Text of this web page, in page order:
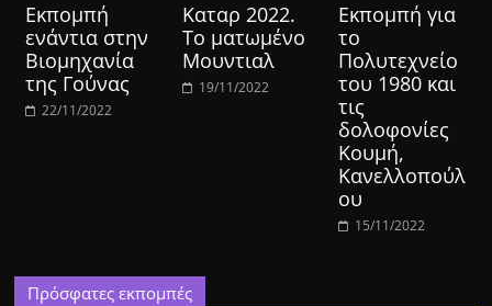
Εκπομπή
ενάντια στην
Βιομηχανία
της Γούνας
22/11/2022
Καταρ 2022.
Το ματωμένο
Μουντιαλ
19/11/2022
Εκπομπή για
το
Πολυτεχνείο
του 1980 και
τις
δολοφονίες
Κουμή,
Κανελλοπούλ
ου
15/11/2022
Πρόσφατες εκπομπές